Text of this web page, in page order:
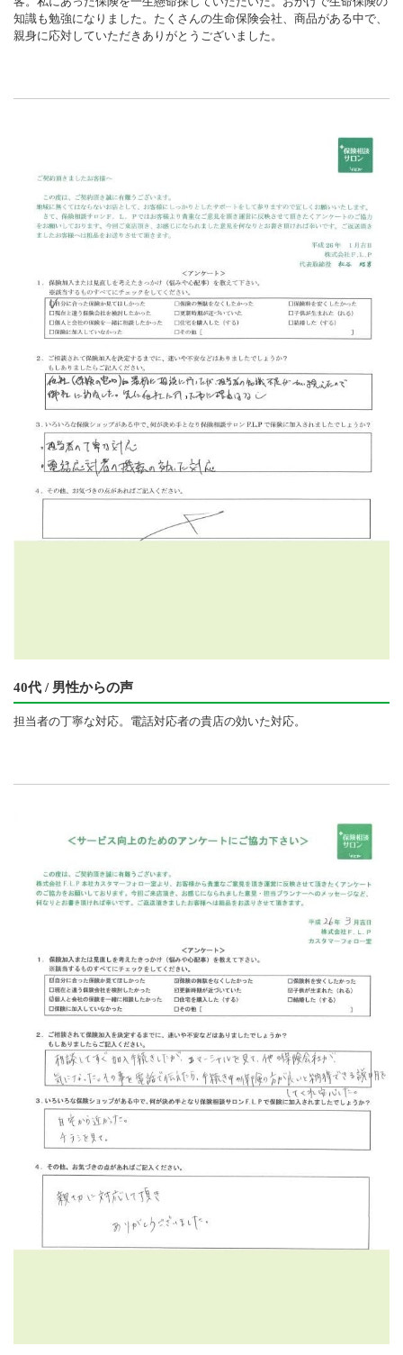
知識も勉強になりました。たくさんの生命保険会社、商品がある中で、
親身に応対していただきありがとうございました。
40代 / 男性からの声
担当者の丁寧な対応。電話対応者の貴店の効いた対応。